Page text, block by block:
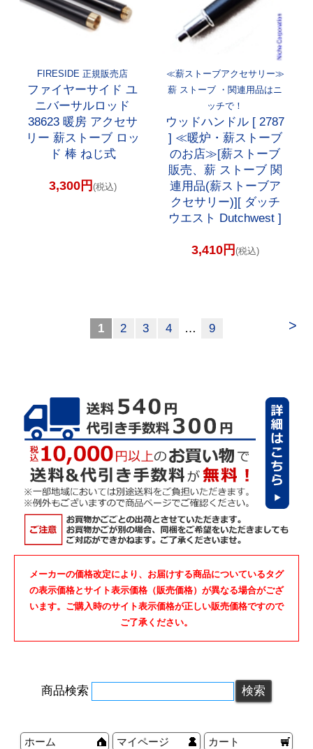
FIRESIDE 正規販売店
ファイヤーサイド ユ
ニバーサルロッド
38623 暖房 アクセサ
リー 薪ストーブ ロッ
ド 棒 ねじ式
3,300円 (税込)
≪薪ストーブアクセサリー≫
薪 ストーブ ・関連用品はニ
ッチで！
ウッドハンドル [ 2787
] ≪暖炉・薪ストーブ
のお店≫[薪ストーブ
販売、薪 ストーブ 関
連用品(薪ストーブア
クセサリー)][ ダッチ
ウエスト Dutchwest ]
3,410円 (税込)
>
1 2 3 4 … 9
メーカーの価格改定により、お届けする商品についているタグ
の表示価格とサイト表示価格（販売価格）が異なる場合がござ
います。ご購入時のサイト表示価格が正しい販売価格ですので
ご了承ください。
商品検索
ホーム マイページ カート